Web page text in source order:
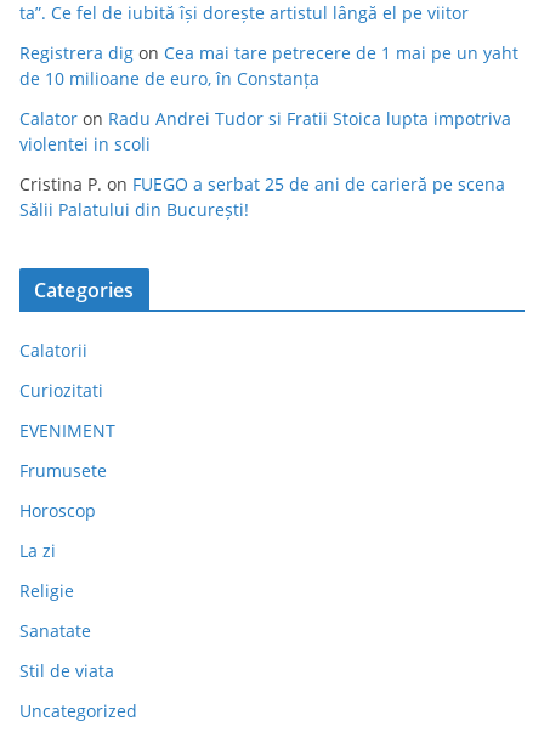
ta”. Ce fel de iubită își dorește artistul lângă el pe viitor
Registrera dig on Cea mai tare petrecere de 1 mai pe un yaht
de 10 milioane de euro, în Constanța
Calator on Radu Andrei Tudor si Fratii Stoica lupta impotriva
violentei in scoli
Cristina P. on FUEGO a serbat 25 de ani de carieră pe scena
Sălii Palatului din București!
Categories
Calatorii
Curiozitati
EVENIMENT
Frumusete
Horoscop
La zi
Religie
Sanatate
Stil de viata
Uncategorized